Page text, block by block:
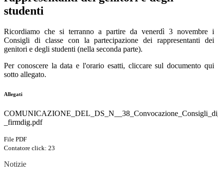
studenti
Ricordiamo che si terranno a partire da venerdì 3 novembre i
Consigli di classe con la partecipazione dei rappresentanti dei
genitori e degli studenti (nella seconda parte).
Per conoscere la data e l'orario esatti, cliccare sul documento qui
sotto allegato.
Allegati
_firmdig.pdf
File PDF
Contatore click: 23
Notizie